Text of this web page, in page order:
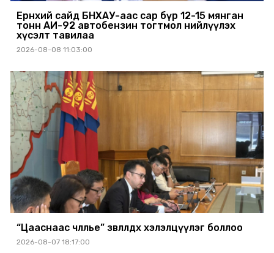
Ерөнхий сайд БНХАУ-аас сар бүр 12-15 мянган
тонн АИ-92 автобензин тогтмол нийлүүлэх
хүсэлт тавилаа
2026-08-08 11:03:00
“Цааснаас чөлөөлье” зөвлөлдөх хэлэлцүүлэг боллоо
2026-08-07 18:17:00